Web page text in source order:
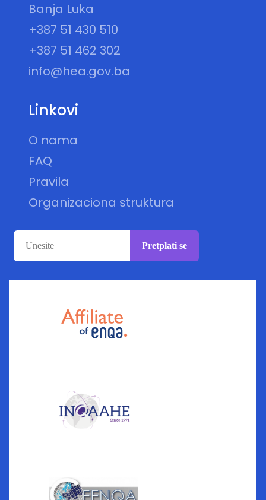
Banja Luka
+387 51 430 510
+387 51 462 302
info@hea.gov.ba
Linkovi
O nama
FAQ
Pravila
Organizaciona struktura
Pretplati se